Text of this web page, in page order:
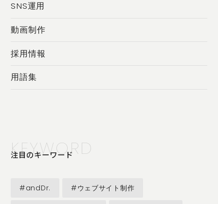
SNS運用
動画制作
採用情報
用語集
KEYWORD
注目のキーワード
#andDr. #ウェブサイト制作